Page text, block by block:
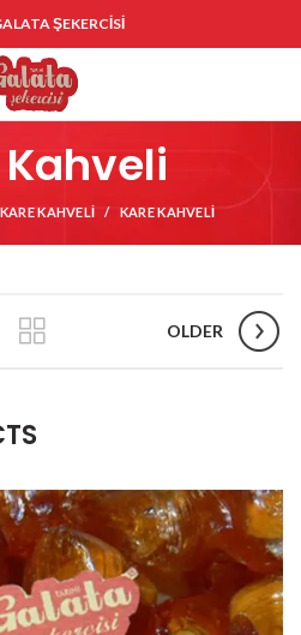
ŞEKERCİSİ
KARE KAHVELI KARE KAHVELI
OLDER